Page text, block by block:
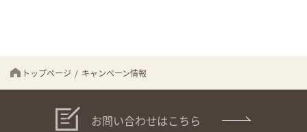
トップページ / キャンペーン情報
お問い合わせはこちら